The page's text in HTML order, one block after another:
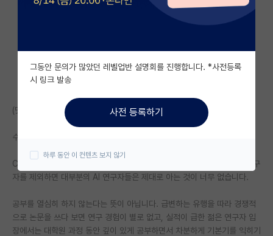
자유 게시판(아무개랩)
미국 유학 게시판
미국 대학원 합격 후기 게시판
대학원생 모집 게시판
연구실(PI) 홍보 게시판
임용 정보 게시판
(댓글 후에 일부 수정했습니다)
수 많은 AI 대학원의 위험성(?)은 다음과 같습니다.
CS 분야를 원래 전공했거나 다른 분야를 전공했지만 수학이 강한 일부 연구
자를 제외하면 대부분의 AI 연구자들은 제대로 아는 것이 너무 없습니다.
공부를 열심히 하지 않는다는 뜻이 아닙니다. 급변하는 유행을 따라 경쟁적
으로 논문을 쓰다 보면 연구 경험이 별로 없고, 실적이 급한 젊은 연구자 입
장에서는 대학원 과정 동안 깊이 있게 공부하면서 차분하게 기본기를 익히기
그동안 문의가 많았던 레벨업반 설명회를 진행합니다. *사전등록
시 링크 발송
사전 등록하기
하루 동안 이 컨텐츠 보지 않기